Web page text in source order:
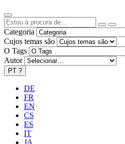
Categoria
Cujos temas são
O Tags
Autor
PT ?
DE
FR
EN
CS
ES
IT
JA